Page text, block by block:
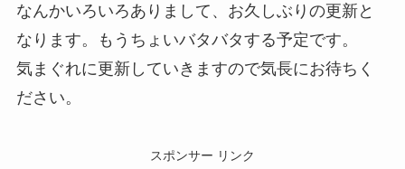
なんかいろいろありまして、お久しぶりの更新と
なります。もうちょいバタバタする予定です。
気まぐれに更新していきますので気長にお待ちく
ださい。
スポンサー リンク